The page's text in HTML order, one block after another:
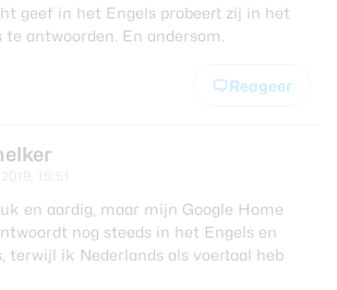
geef in het Engels probeert zij in het
te antwoorden. En andersom.
Reageer
en aardig, maar mijn Google Home
nog steeds in het Engels en
terwijl ik Nederlands als voertaal heb